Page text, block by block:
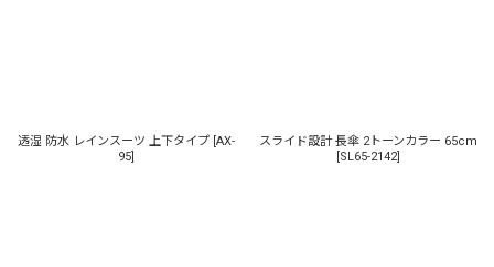
透湿 防水 レインスーツ 上下タイプ [AX-
95]
スライド設計 長傘 2トーンカラー 65cm
[SL65-2142]